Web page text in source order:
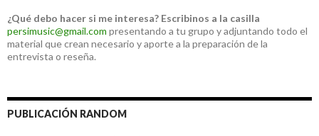
¿Qué debo hacer si me interesa? Escribinos a la casilla
persimusic@gmail.com presentando a tu grupo y adjuntando todo el
material que crean necesario y aporte a la preparación de la
entrevista o reseña.
PUBLICACIÓN RANDOM